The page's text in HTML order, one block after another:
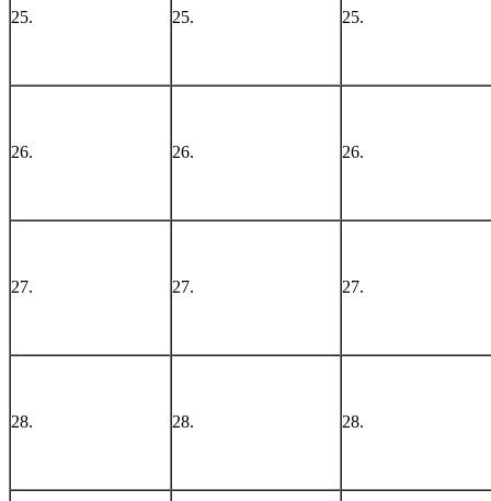
25. 25. 25.
26. 26. 26.
27. 27. 27.
28. 28. 28.